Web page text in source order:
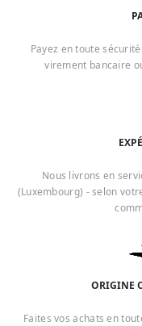
Payez en toute
virement bancaire
Nous livrons en
(Luxembourg) - selon
ORIGINE
Faites vos achats en